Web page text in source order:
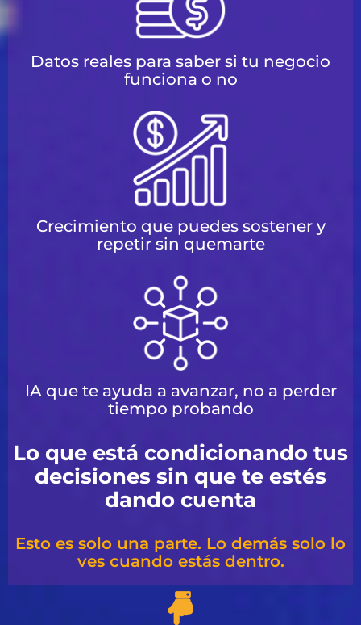
Datos reales para saber si tu negocio
funciona o no
Crecimiento que puedes sostener y
repetir sin quemarte
IA que te ayuda a avanzar, no a perder
tiempo probando
Lo que está condicionando tus
decisiones sin que te estés
dando cuenta
Esto es solo una parte. Lo demás solo lo
ves cuando estás dentro.